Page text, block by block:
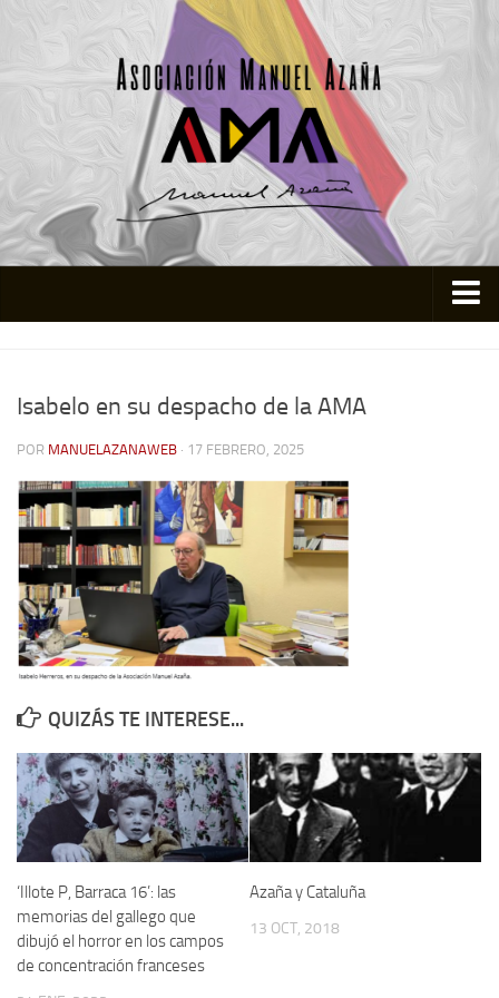
Actividades
Colabora
Contacto
Memoria Histórica
Investigación previa de la represión en Talavera de la Reina (1937-
1947).
Informe Represión en Toledo 1936-1947 | Buscador
Informe de la fosa de abril de 1939 de Tembleque
Militantes históricos IR
Personajes republicanos
Izquierda Republicana. Agrupaciones y Militantes (1934-1939)
Izquierda Republicana. Navarra
Izquierda Republicana. Galicia
Textos esenciales del republicanismo
Isabelo en su despacho de la AMA
POR MANUELAZANAWEB · 17 FEBRERO, 2025
QUIZÁS TE INTERESE...
‘Illote P, Barraca 16’: las
memorias del gallego que
dibujó el horror en los campos
de concentración franceses
Azaña y Cataluña
13 OCT, 2018